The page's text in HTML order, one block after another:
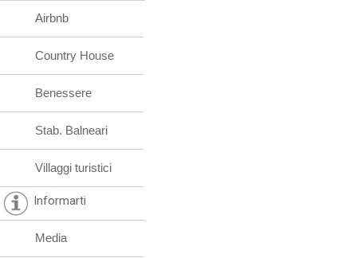
Airbnb
Country House
Benessere
Stab. Balneari
Villaggi turistici
Informarti
Media